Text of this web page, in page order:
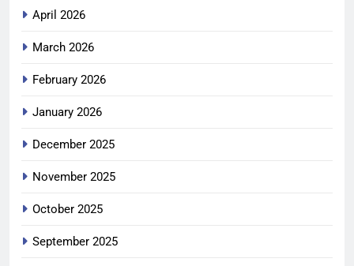
April 2026
March 2026
February 2026
January 2026
December 2025
November 2025
October 2025
September 2025